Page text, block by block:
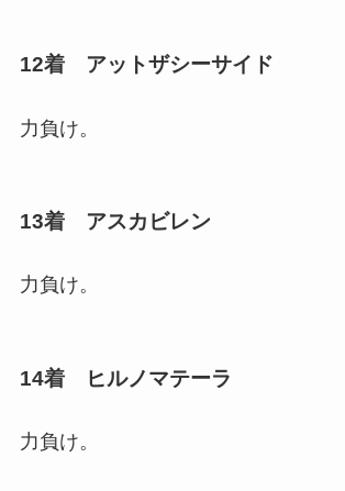
12着 アットザシーサイド
力負け。
13着 アスカビレン
力負け。
14着 ヒルノマテーラ
力負け。